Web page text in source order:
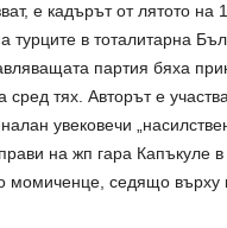
е кадърът от лятото на
в тоталитарна
партия бяха
сред тях. Авторът е
увековечи
на жп гара Капъкуле
седящо върху